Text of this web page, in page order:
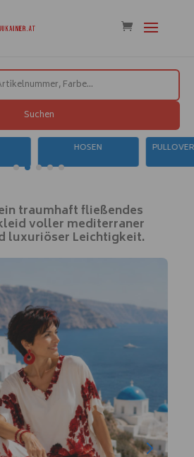
Suchen
HOSEN PULLOVER /
traumhaft fließendes
voller mediterraner
luxuriöser Leichtigkeit.